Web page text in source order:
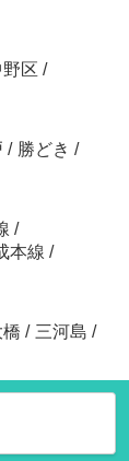
野区 /
/ 勝どき /
/
本線 /
/ 三河島 /